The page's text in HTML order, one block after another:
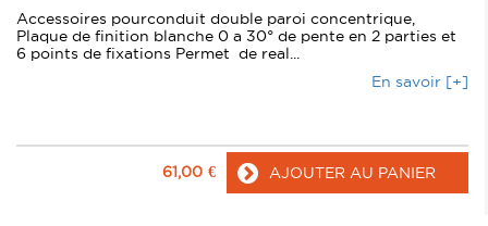
Accessoires pourconduit double paroi concentrique,
Plaque de finition blanche 0 a 30° de pente en 2 parties et
6 points de fixations Permet de real...
En savoir [+]
61,00 € AJOUTER AU PANIER